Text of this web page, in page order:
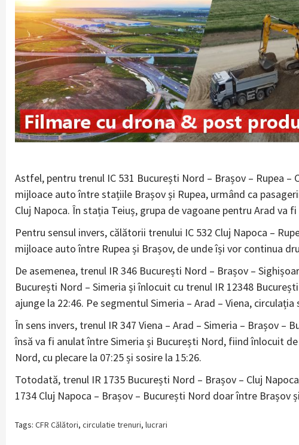
Astfel, pentru trenul IC 531 București Nord – Brașov – Rupea
mijloace auto între stațiile Brașov și Rupea, urmând ca
Cluj Napoca. În stația Teiuș, grupa de vagoane pentru Arad va
Pentru sensul invers, călătorii trenului IC 532 Cluj Napoca –
mijloace auto între Rupea și Brașov, de unde își vor continua
De asemenea, trenul IR 346 București Nord – Brașov –
București Nord – Simeria și înlocuit cu trenul IR 12348
ajunge la 22:46. Pe segmentul Simeria – Arad – Viena,
În sens invers, trenul IR 347 Viena – Arad – Simeria – Brașov –
însă va fi anulat între Simeria și București Nord, fiind înlocuit
Nord, cu plecare la 07:25 și sosire la 15:26.
Totodată, trenul IR 1735 București Nord – Brașov – Cluj
1734 Cluj Napoca – Brașov – București Nord doar între Brașov
Tags: CFR Călători, circulatie trenuri, lucrari